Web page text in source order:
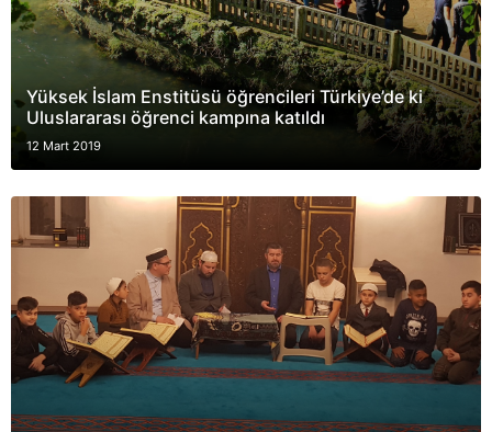
Yüksek İslam Enstitüsü öğrencileri Türkiye’de ki
Uluslararası öğrenci kampına katıldı
12 Mart 2019